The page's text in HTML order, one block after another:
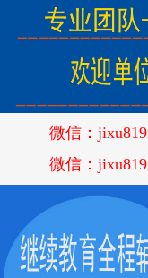
微信：jixu819
微信：jixu819